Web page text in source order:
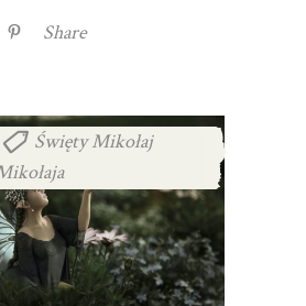
Share
Święty Mikołaj